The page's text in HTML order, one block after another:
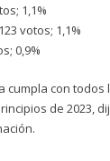
1,1%
votos; 1,1%
0,9%
cumpla con todos
de 2023,